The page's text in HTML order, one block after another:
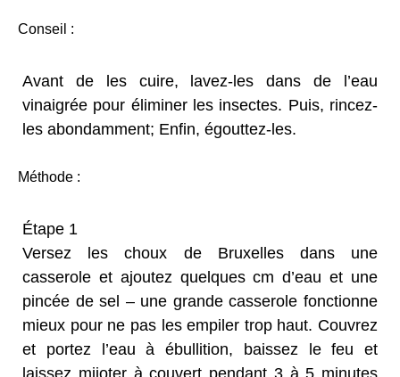
Conseil :
Avant de les cuire, lavez-les dans de l’eau
vinaigrée pour éliminer les insectes. Puis, rincez-
les abondamment; Enfin, égouttez-les.
Méthode :
Étape 1
Versez les choux de Bruxelles dans une
casserole et ajoutez quelques cm d’eau et une
pincée de sel – une grande casserole fonctionne
mieux pour ne pas les empiler trop haut. Couvrez
et portez l’eau à ébullition, baissez le feu et
laissez mijoter à couvert pendant 3 à 5 minutes